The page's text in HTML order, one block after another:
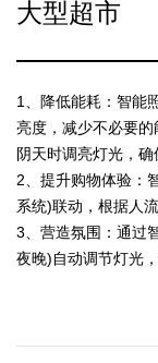
大型超市
1、降低能耗：智能
亮度，减少不必要
阴天时调亮灯光，确
2、提升购物体验：
系统)联动，根据人
3、营造氛围：通过
夜晚)自动调节灯光